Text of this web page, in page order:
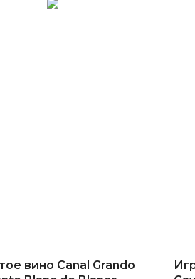
вино Canal Grando